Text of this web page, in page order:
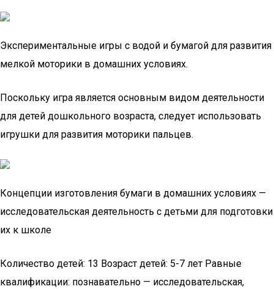
Экспериментальные игры с водой и бумагой для развития
мелкой моторики в домашних условиях.
Поскольку игра является основным видом деятельности
для детей дошкольного возраста, следует использовать
игрушки для развития моторики пальцев.
Концепции изготовления бумаги в домашних условиях —
исследовательская деятельность с детьми для подготовки
их к школе
Количество детей: 13 Возраст детей: 5-7 лет Равные
квалификации: познавательно — исследовательская,